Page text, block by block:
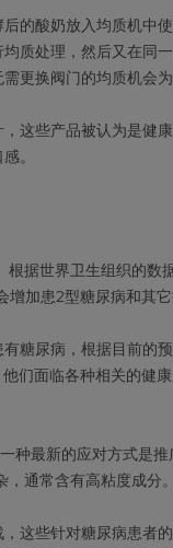
的酸奶放入均质机中
质处理，然后又在同
更换阀门的均质机会为
这些产品被认为是健
。
据世界卫生组织的
加患2型糖尿病和其它
糖尿病，根据目前的
们面临各种相关的健
种最新的应对方式是
通常含有高粘度成分。
这些针对糖尿病患者